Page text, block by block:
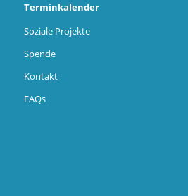
Terminkalender
Soziale Projekte
Spende
Kontakt
FAQs